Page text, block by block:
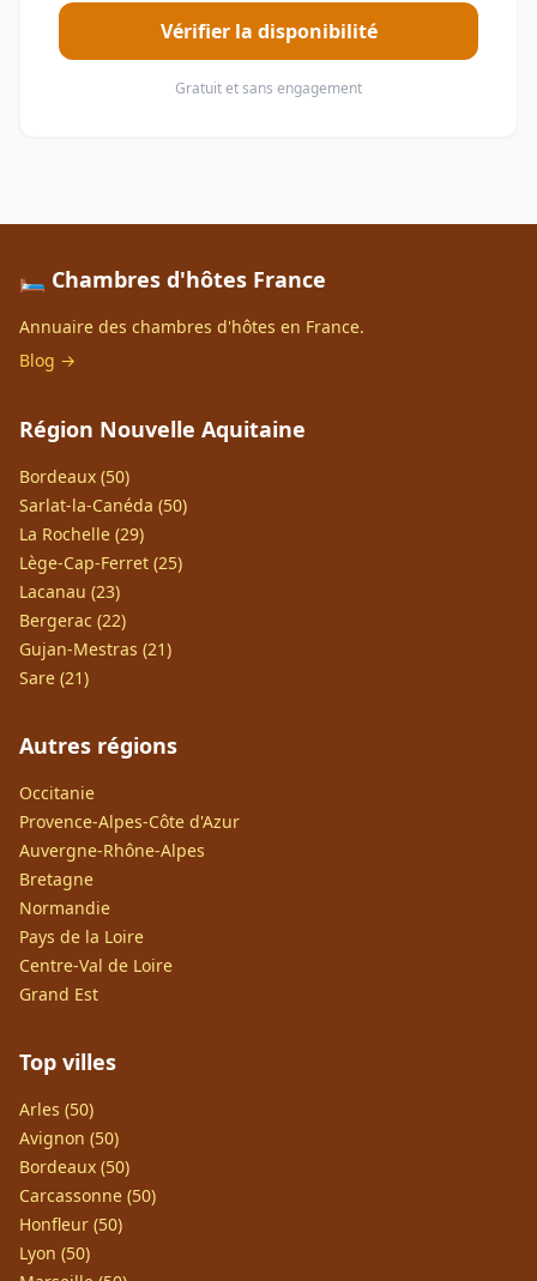
Vérifier la disponibilité
Gratuit et sans engagement
🛏️ Chambres d'hôtes France
Annuaire des chambres d'hôtes en France.
Blog →
Région Nouvelle Aquitaine
Bordeaux (50)
Sarlat-la-Canéda (50)
La Rochelle (29)
Lège-Cap-Ferret (25)
Lacanau (23)
Bergerac (22)
Gujan-Mestras (21)
Sare (21)
Autres régions
Occitanie
Provence-Alpes-Côte d'Azur
Auvergne-Rhône-Alpes
Bretagne
Normandie
Pays de la Loire
Centre-Val de Loire
Grand Est
Top villes
Arles (50)
Avignon (50)
Bordeaux (50)
Carcassonne (50)
Honfleur (50)
Lyon (50)